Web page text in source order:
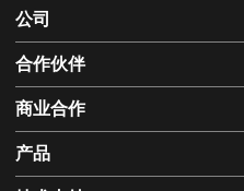
公司
合作伙伴
商业合作
产品